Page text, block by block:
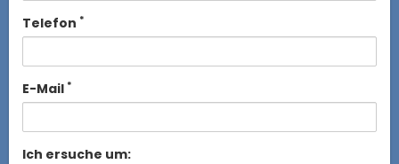
Telefon *
E-Mail *
Ich ersuche um: